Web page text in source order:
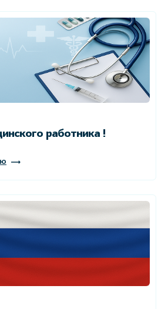
работника !